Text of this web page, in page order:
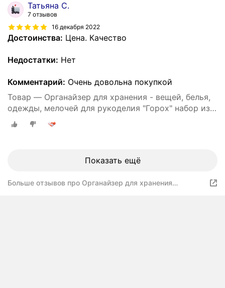
Татьяна С.
7 отзывов
16 декабря 2022
Достоинства: Цена. Качество
Недостатки: Нет
Комментарий: Очень довольна покупкой
Товар — Органайзер для хранения - вещей, белья,
одежды, мелочей для рукоделия "Горох" набор из
3х штук
Показать ещё
Больше отзывов про Органайзер для хранения